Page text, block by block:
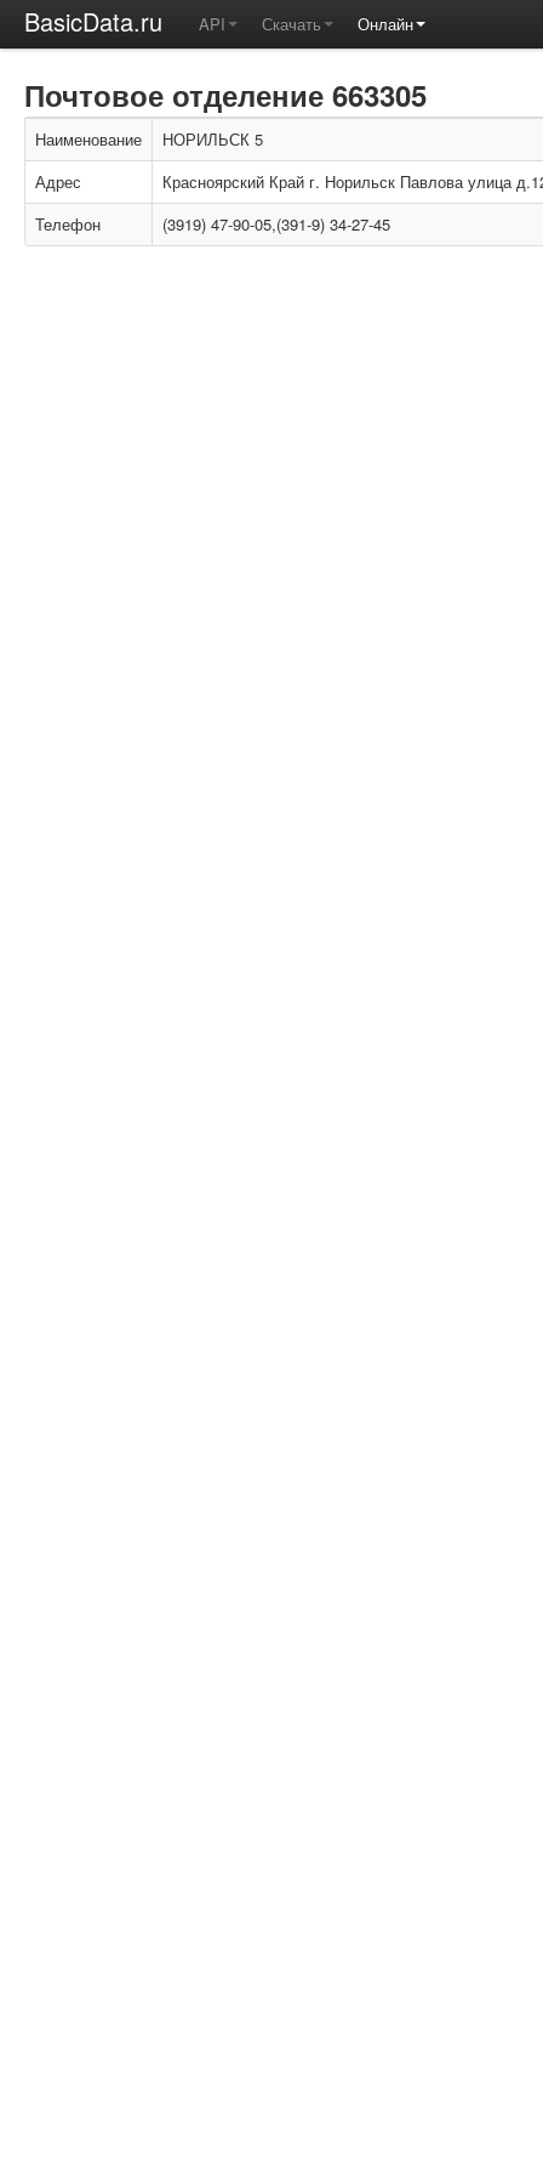
BasicData.ru API Скачать Онлайн
Почтовое отделение 663305
Наименование
НОРИЛЬСК 5
Адрес
Красноярский Край г. Норильск Павлова улица
Телефон
(3919) 47-90-05,(391-9) 34-27-45